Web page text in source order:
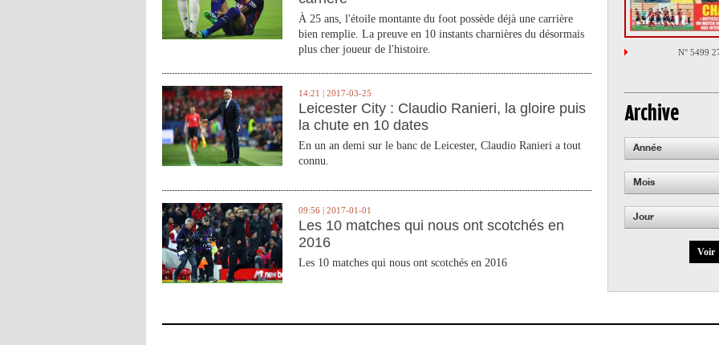
À 25 ans, l'étoile montante du foot possède déjà une carrière
bien remplie. La preuve en 10 instants charnières du désormais
plus cher joueur de l'histoire.
14:21 | 2017-03-25
Leicester City : Claudio Ranieri, la gloire puis
la chute en 10 dates
En un an demi sur le banc de Leicester, Claudio Ranieri a tout
connu.
09:56 | 2017-01-01
Les 10 matches qui nous ont scotchés en
2016
Les 10 matches qui nous ont scotchés en 2016
N° 5499
Archive
Année
Mois
Jour
Voir